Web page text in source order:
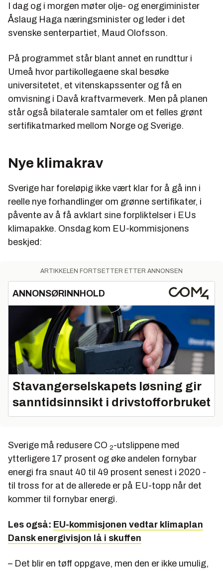
I dag og i morgen møter olje- og energiminister
Åslaug Haga næringsminister og leder i det
svenske senterpartiet, Maud Olofsson.
På programmet står blant annet en rundttur i
Umeå hvor partikollegaene skal besøke
universitetet, et vitenskapssenter og få en
omvisning i Davå kraftvarmeverk. Men på planen
står også bilaterale samtaler om et felles grønt
sertifikatmarked mellom Norge og Sverige.
Nye klimakrav
Sverige har foreløpig ikke vært klar for å gå inn i
reelle nye forhandlinger om grønne sertifikater, i
påvente av å få avklart sine forpliktelser i EUs
klimapakke. Onsdag kom EU-kommisjonens
beskjed:
ARTIKKELEN FORTSETTER ETTER ANNONSEN
ANNONSØRINNHOLD
Stavangerselskapets løsning gir
sanntidsinnsikt i drivstofforbruket
Sverige må redusere CO 2-utslippene med
ytterligere 17 prosent og øke andelen fornybar
energi fra snaut 40 til 49 prosent senest i 2020 -
til tross for at de allerede er på EU-topp når det
kommer til fornybar energi.
Les også: EU-kommisjonen vedtar klimaplan
Dansk energivisjon lå i skuffen
– Det blir en tøff oppgave, men den er ikke umulig,